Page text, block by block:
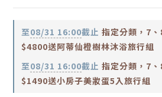
0
至08/31 16:00截止 指定分類，7
$4800送阿蒂仙橙樹林沐浴旅行組
至08/31 16:00截止 指定分類，7
$1490送小房子美妝蛋5入旅行組